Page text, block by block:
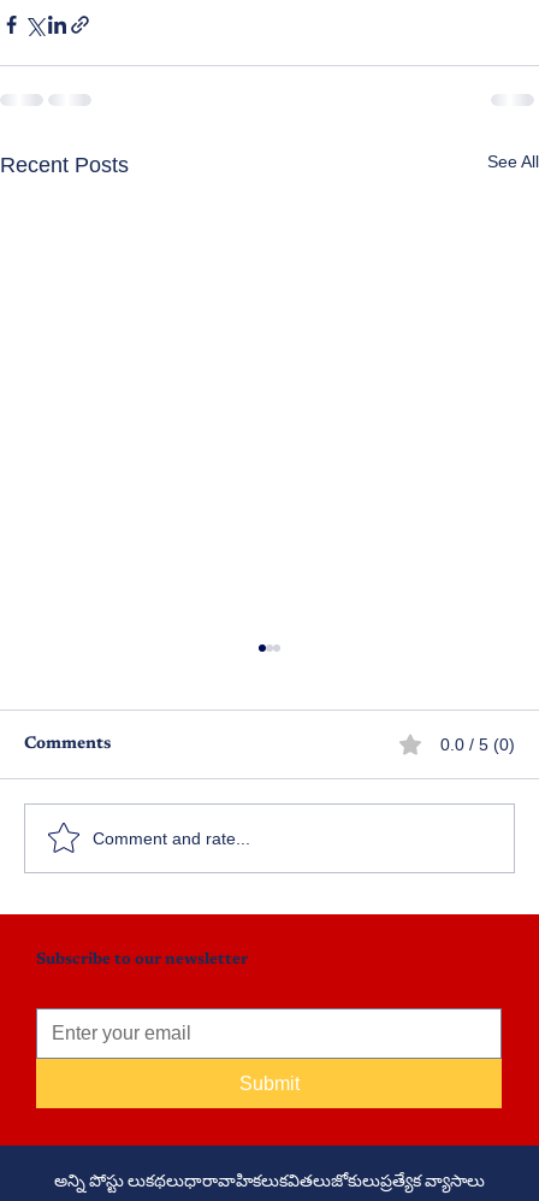
Recent Posts See All
కార్తీక మాస దీపపు వెలుగులు
Comments 0.0 / 5 (0)
Comment and rate...
Subscribe to our newsletter
Submit
అన్ని పోస్టు లుకథలుధారావాహికలుకవితలుజోకులుప్రత్యేక వ్యాసాలు